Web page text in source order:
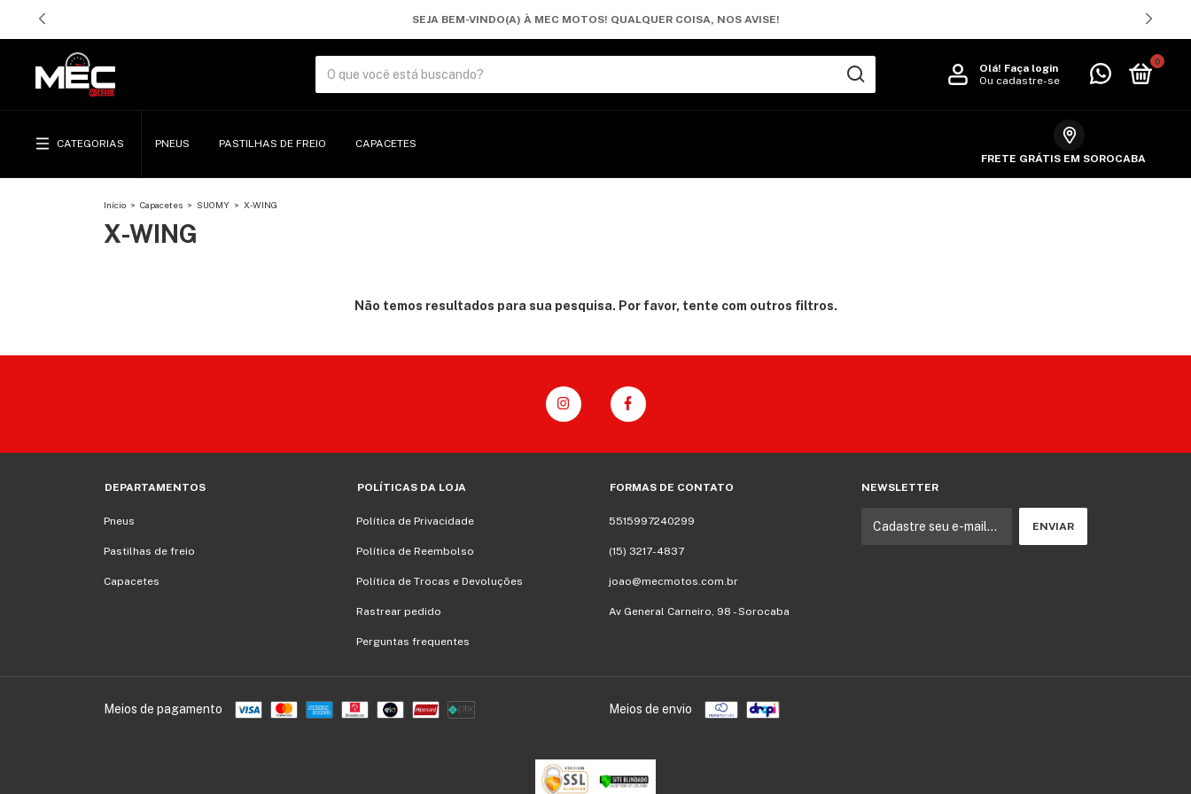
SEJA BEM-VINDO(A) À MEC MOTOS! QUALQUER COISA, NOS AVISE!
Olá! Faça login
Ou cadastre-se
0
CATEGORIAS PNEUS PASTILHAS DE FREIO
CAPACETES
FRETE GRÁTIS EM SOROCABA
Início > Capacetes > SUOMY > X-WING
X-WING
Não temos resultados para sua pesquisa. Por favor, tente com outros filtros.
DEPARTAMENTOS
Pneus
Pastilhas de freio
Capacetes
POLÍTICAS DA LOJA
Política de Privacidade
Política de Reembolso
Política de Trocas e Devoluções
Rastrear pedido
Perguntas frequentes
FORMAS DE CONTATO
5515997240299
(15) 3217-4837
joao@mecmotos.com.br
Av General Carneiro, 98 - Sorocaba
NEWSLETTER
Meios de pagamento Meios de envio